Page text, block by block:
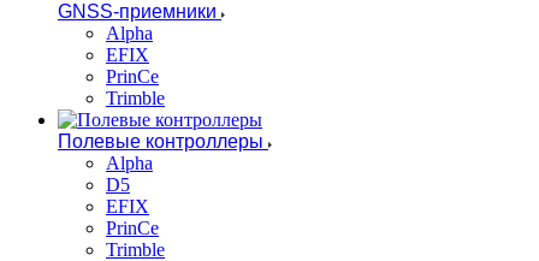
GNSS-приемники
Alpha
EFIX
PrinCe
Trimble
Полевые контроллеры
Alpha
D5
EFIX
PrinCe
Trimble